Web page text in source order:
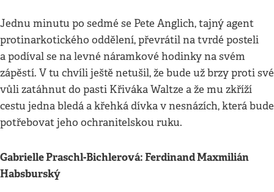
Jednu minutu po sedmé se Pete Anglich, tajný agent
protinarkotického oddělení, převrátil na tvrdé posteli
a podíval se na levné náramkové hodinky na svém
zápěstí. V tu chvíli ještě netušil, že bude už brzy proti své
vůli zatáhnut do pasti Křiváka Waltze a že mu zkříží
cestu jedna bledá a křehká dívka v nesnázích, která bude
potřebovat jeho ochranitelskou ruku.
Gabrielle Praschl-Bichlerová: Ferdinand Maxmilián
Habsburský